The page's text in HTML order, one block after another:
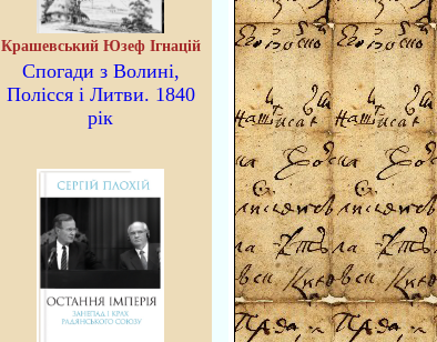
Крашевський Юзеф Ігнацій
Спогади з Волині,
Полісся і Литви. 1840
рік